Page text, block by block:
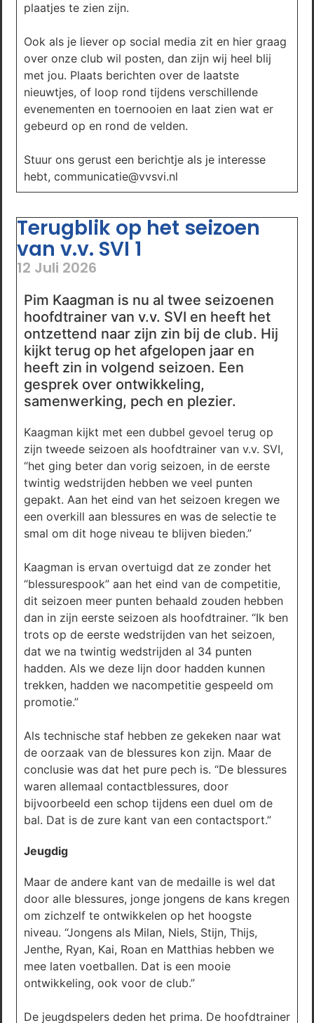
plaatjes te zien zijn.
Ook als je liever op social media zit en hier graag
over onze club wil posten, dan zijn wij heel blij
met jou. Plaats berichten over de laatste
nieuwtjes, of loop rond tijdens verschillende
evenementen en toernooien en laat zien wat er
gebeurd op en rond de velden.
Stuur ons gerust een berichtje als je interesse
hebt, communicatie@vvsvi.nl
Terugblik op het seizoen
van v.v. SVI 1
12 Juli 2026
Pim Kaagman is nu al twee seizoenen
hoofdtrainer van v.v. SVI en heeft het
ontzettend naar zijn zin bij de club. Hij
kijkt terug op het afgelopen jaar en
heeft zin in volgend seizoen. Een
gesprek over ontwikkeling,
samenwerking, pech en plezier.
Kaagman kijkt met een dubbel gevoel terug op
zijn tweede seizoen als hoofdtrainer van v.v. SVI,
“het ging beter dan vorig seizoen, in de eerste
twintig wedstrijden hebben we veel punten
gepakt. Aan het eind van het seizoen kregen we
een overkill aan blessures en was de selectie te
smal om dit hoge niveau te blijven bieden.”
Kaagman is ervan overtuigd dat ze zonder het
“blessurespook” aan het eind van de competitie,
dit seizoen meer punten behaald zouden hebben
dan in zijn eerste seizoen als hoofdtrainer. “Ik ben
trots op de eerste wedstrijden van het seizoen,
dat we na twintig wedstrijden al 34 punten
hadden. Als we deze lijn door hadden kunnen
trekken, hadden we nacompetitie gespeeld om
promotie.”
Als technische staf hebben ze gekeken naar wat
de oorzaak van de blessures kon zijn. Maar de
conclusie was dat het pure pech is. “De blessures
waren allemaal contactblessures, door
bijvoorbeeld een schop tijdens een duel om de
bal. Dat is de zure kant van een contactsport.”
Jeugdig
Maar de andere kant van de medaille is wel dat
door alle blessures, jonge jongens de kans kregen
om zichzelf te ontwikkelen op het hoogste
niveau. “Jongens als Milan, Niels, Stijn, Thijs,
Jenthe, Ryan, Kai, Roan en Matthias hebben we
mee laten voetballen. Dat is een mooie
ontwikkeling, ook voor de club.”
De jeugdspelers deden het prima. De hoofdtrainer